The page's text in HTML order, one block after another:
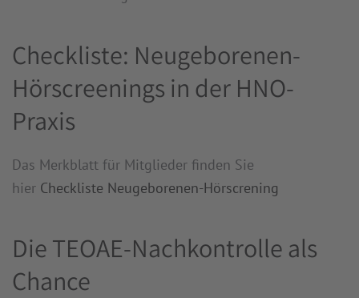
Checkliste: Neugeborenen-
Hörscreenings in der HNO-
Praxis
Das Merkblatt für Mitglieder finden Sie
hier Checkliste Neugeborenen-Hörscrening
Die TEOAE-Nachkontrolle als
Chance